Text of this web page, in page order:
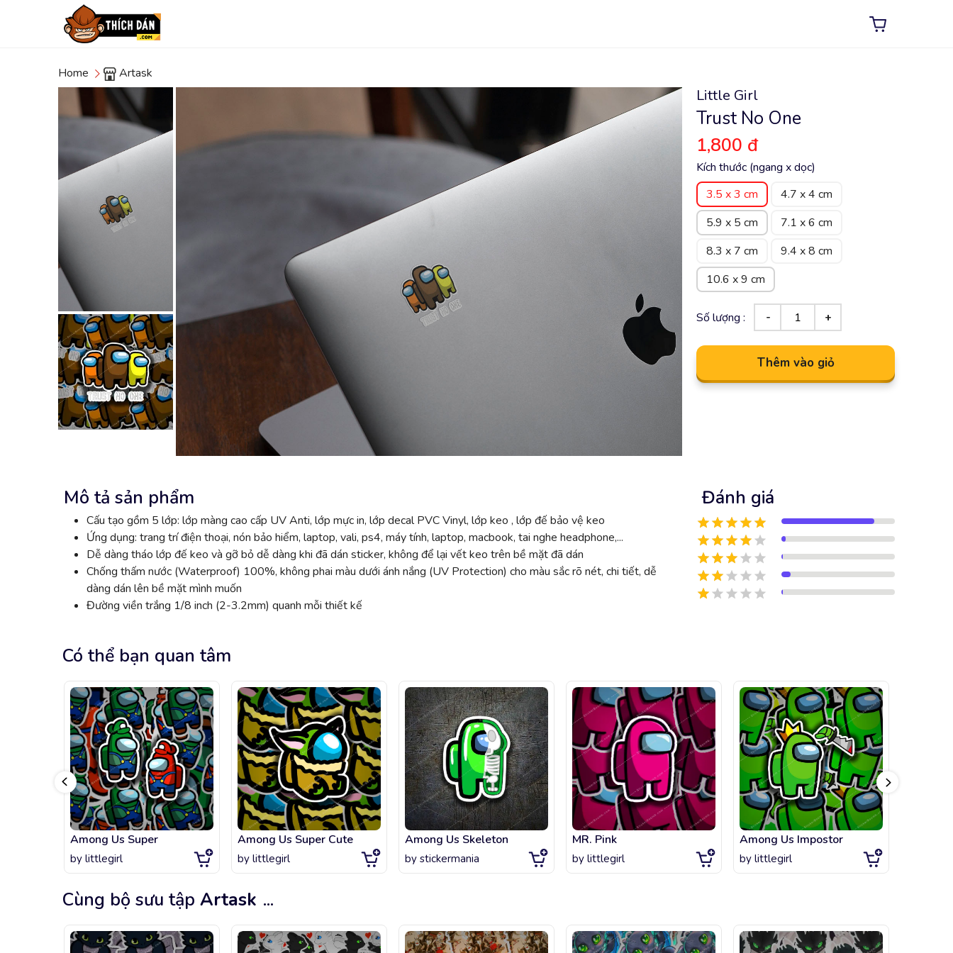
Home Artask
Little Girl
Trust No One
1,800 đ
Kích thước (ngang x dọc)
3.5 x 3 cm
4.7 x 4 cm
5.9 x 5 cm
7.1 x 6 cm
8.3 x 7 cm
9.4 x 8 cm
10.6 x 9 cm
Số lượng :
Thêm vào giỏ
Mô tả sản phẩm
Cấu tạo gồm 5 lớp: lớp màng cao cấp UV Anti, lớp mực in, lớp decal PVC Vinyl, lớp keo , lớp đế bảo vệ keo
Ứng dụng: trang trí điện thoại, nón bảo hiểm, laptop, vali, ps4, máy tính, laptop, macbook, tai nghe headphone,...
Dễ dàng tháo lớp đế keo và gỡ bỏ dễ dàng khi đã dán sticker, không để lại vết keo trên bề mặt đã dán
Chống thấm nước (Waterproof) 100%, không phai màu dưới ánh nắng (UV Protection) cho màu sắc rõ nét, chi tiết, dễ
dàng dán lên bề mặt mình muốn
Đường viền trắng 1/8 inch (2-3.2mm) quanh mỗi thiết kế
Đánh giá
Có thể bạn quan tâm
Among Us Super
by littlegirl
Among Us Super Cute
by littlegirl
Among Us Skeleton
by stickermania
MR. Pink
by littlegirl
Among Us Impostor
by littlegirl
Cùng bộ sưu tập Artask ...